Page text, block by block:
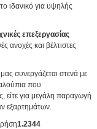
ιδανικό για υψηλής
επεξεργασίας
ανοχές και βέλτιστες
συνεργάζεται στενά με
που
είτε για μεγάλη παραγωγή
εξαρτημάτων.
1.2344